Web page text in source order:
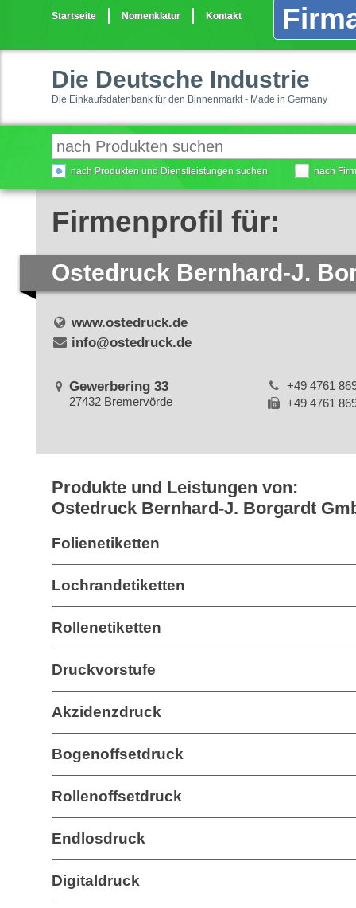
Startseite Nomenklatur Kontakt
Die Deutsche Industrie
Die Einkaufsdatenbank für den Binnenmarkt - Made in Germany
nach Produkten und Dienstleistungen suchen nach
Firmenprofil für:
Ostedruck Bernhard-J.
www.ostedruck.de
info@ostedruck.de
Gewerbering 33
27432 Bremervörde
+49 4761
+49 4761
Produkte und Leistungen von:
Ostedruck Bernhard-J. Borgardt
Folienetiketten
Lochrandetiketten
Rollenetiketten
Druckvorstufe
Akzidenzdruck
Bogenoffsetdruck
Rollenoffsetdruck
Endlosdruck
Digitaldruck